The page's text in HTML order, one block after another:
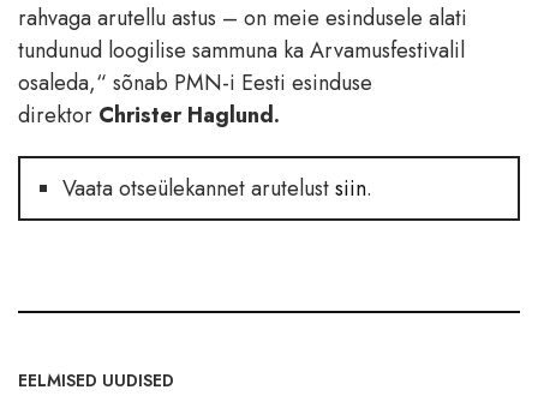
rahvaga arutellu astus – on meie esindusele alati
tundunud loogilise sammuna ka Arvamusfestivalil
osaleda,“ sõnab PMN-i Eesti esinduse
direktor Christer Haglund.
Vaata otseülekannet arutelustsiin.
EELMISED UUDISED